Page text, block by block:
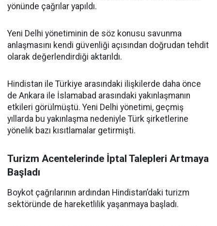
yönünde çağrılar yapıldı.
Yeni Delhi yönetiminin de söz konusu savunma
anlaşmasını kendi güvenliği açısından doğrudan tehdit
olarak değerlendirdiği aktarıldı.
Hindistan ile Türkiye arasındaki ilişkilerde daha önce
de Ankara ile İslamabad arasındaki yakınlaşmanın
etkileri görülmüştü. Yeni Delhi yönetimi, geçmiş
yıllarda bu yakınlaşma nedeniyle Türk şirketlerine
yönelik bazı kısıtlamalar getirmişti.
Turizm Acentelerinde İptal Talepleri Artmaya
Başladı
Boykot çağrılarının ardından Hindistan’daki turizm
sektöründe de hareketlilik yaşanmaya başladı.